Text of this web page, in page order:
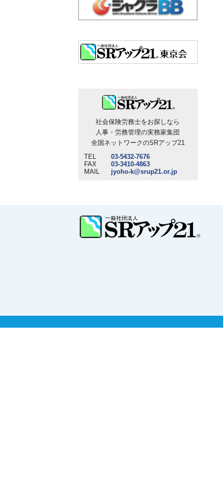
社会保険労務士をお探しなら
人事・労務管理の実務家集団
全国ネットワークのSRアップ21
TEL
03-5432-7676
FAX
03-3410-4863
MAIL
jyoho-k@srup21.or.jp